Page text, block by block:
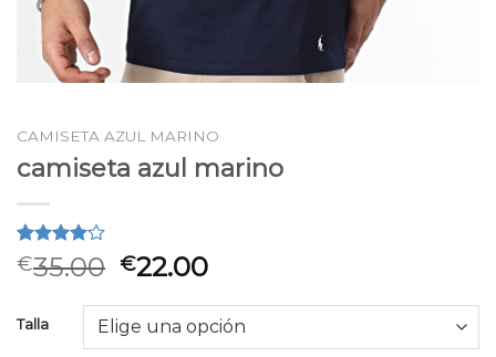
CAMISETA AZUL MARINO
camiseta azul marino
Valorado
4.00
en
2
puntuaciones
€35.00 €22.00
Talla